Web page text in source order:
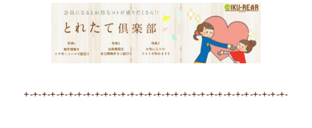
+-+-+-+-+-+-+-+-+-+-+-+-+-+-+-+-+-+-+-+-+-+-+-+-+-+-+-+-+-+-